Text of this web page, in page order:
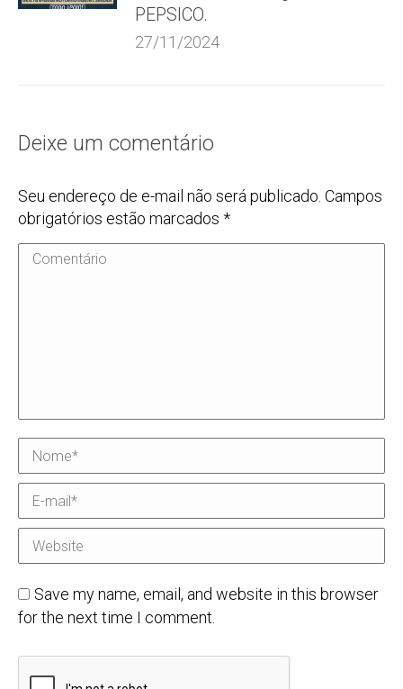
PEPSICO.
27/11/2024
Deixe um comentário
Seu endereço de e-mail não será publicado. Campos
obrigatórios estão marcados *
Comentário
Nome *
E-mail *
Website
Save my name, email, and website in this browser
for the next time I comment.